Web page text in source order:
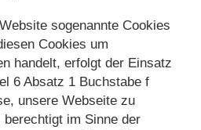
sogenannte Cookies
Cookies um
handelt, erfolgt der Einsatz
6 Absatz 1 Buchstabe f
unsere Webseite zu
im Sinne der